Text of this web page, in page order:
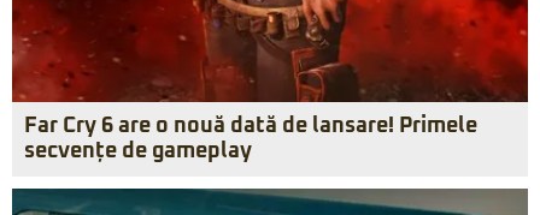
Far Cry 6 are o nouă dată de lansare! Primele
secvențe de gameplay